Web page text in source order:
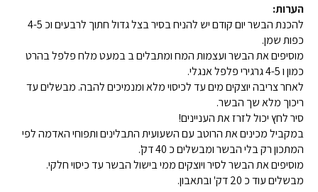
הערות:
להכנת הבשר יום קודם יש להניח בסיר בצל גדול חתוך לרבעים וכ 4-5
כפות שמן.
מוסיפים את הבשר ועצמות המח ומתבלים ב במעט מלח פלפל בהרט
כמון ו 4-5 גרגירי פלפל אנגלי.
לאחר צריבה יוצקים מים עד לכיסוי מלא ומנמיכים להבה. מבשלים עד
ריכוך מלא שך הבשר.
סיר לחץ יכול לזרז את העניינים!
במקביל מכינים את הרוטב עם השעועית התבלינים ותפוחי האדמה לפי
המתכון רק בלי הבשר ומבשלים כ 40 דק'.
מוסיפים את הבשר לסיר ויוצקים ממי בישול הבשר עד כיסוי חלקי.
מבשלים עוד כ 20 דק' ובתאבון.